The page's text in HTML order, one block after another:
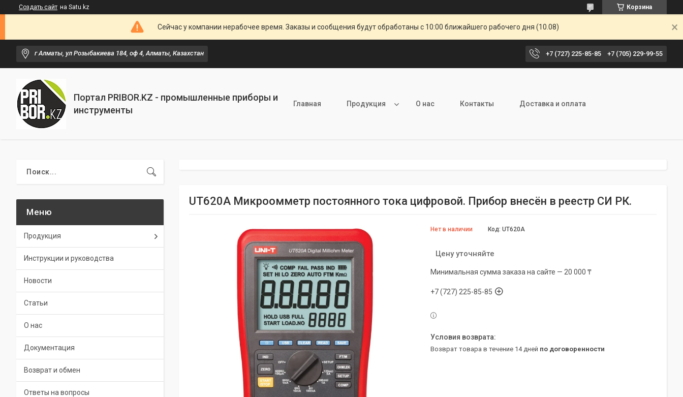
Создать сайт на Satu.kz Корзина
Сейчас у компании нерабочее время. Заказы и сообщения будут обработаны с 10:00 ближайшего рабочего дня (10.08)
г Алматы, ул Розыбакиева 184, оф 4, Алматы, Казахстан +7 (727) 225-85-85 +7 (705) 229-99-55
Портал PRIBOR.KZ - промышленные приборы и
инструменты
Главная Продукция О нас Контакты Доставка и оплата
UT620A Микроомметр постоянного тока цифровой. Прибор внесён в реестр СИ РК.
Нет в наличии Код: UT620A
Цену уточняйте
Минимальная сумма заказа на сайте — 20 000 ₸
+7 (727) 225-85-85
возврат товара в течение 14 дней по договоренности
Продукция
Инструкции и руководства
Новости
Статьи
О нас
Документация
Возврат и обмен
Ответы на вопросы